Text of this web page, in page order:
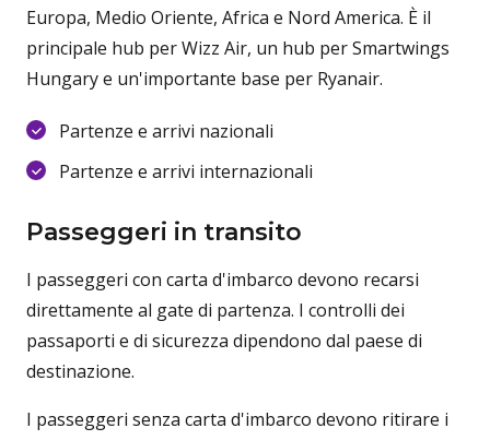
Europa, Medio Oriente, Africa e Nord America. È il
principale hub per Wizz Air, un hub per Smartwings
Hungary e un'importante base per Ryanair.
Partenze e arrivi nazionali
Partenze e arrivi internazionali
Passeggeri in transito
I passeggeri con carta d'imbarco devono recarsi
direttamente al gate di partenza. I controlli dei
passaporti e di sicurezza dipendono dal paese di
destinazione.
I passeggeri senza carta d'imbarco devono ritirare i